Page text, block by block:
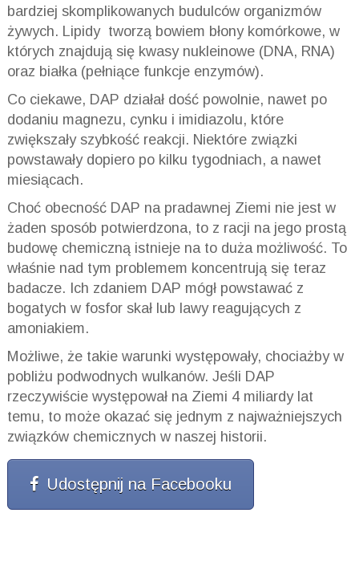
bardziej skomplikowanych budulców organizmów
żywych. Lipidy tworzą bowiem błony komórkowe, w
których znajdują się kwasy nukleinowe (DNA, RNA)
oraz białka (pełniące funkcje enzymów).
Co ciekawe, DAP działał dość powolnie, nawet po
dodaniu magnezu, cynku i imidiazolu, które
zwiększały szybkość reakcji. Niektóre związki
powstawały dopiero po kilku tygodniach, a nawet
miesiącach.
Choć obecność DAP na pradawnej Ziemi nie jest w
żaden sposób potwierdzona, to z racji na jego prostą
budowę chemiczną istnieje na to duża możliwość. To
właśnie nad tym problemem koncentrują się teraz
badacze. Ich zdaniem DAP mógł powstawać z
bogatych w fosfor skał lub lawy reagujących z
amoniakiem.
Możliwe, że takie warunki występowały, chociażby w
pobliżu podwodnych wulkanów. Jeśli DAP
rzeczywiście występował na Ziemi 4 miliardy lat
temu, to może okazać się jednym z najważniejszych
związków chemicznych w naszej historii.
Udostępnij na Facebooku